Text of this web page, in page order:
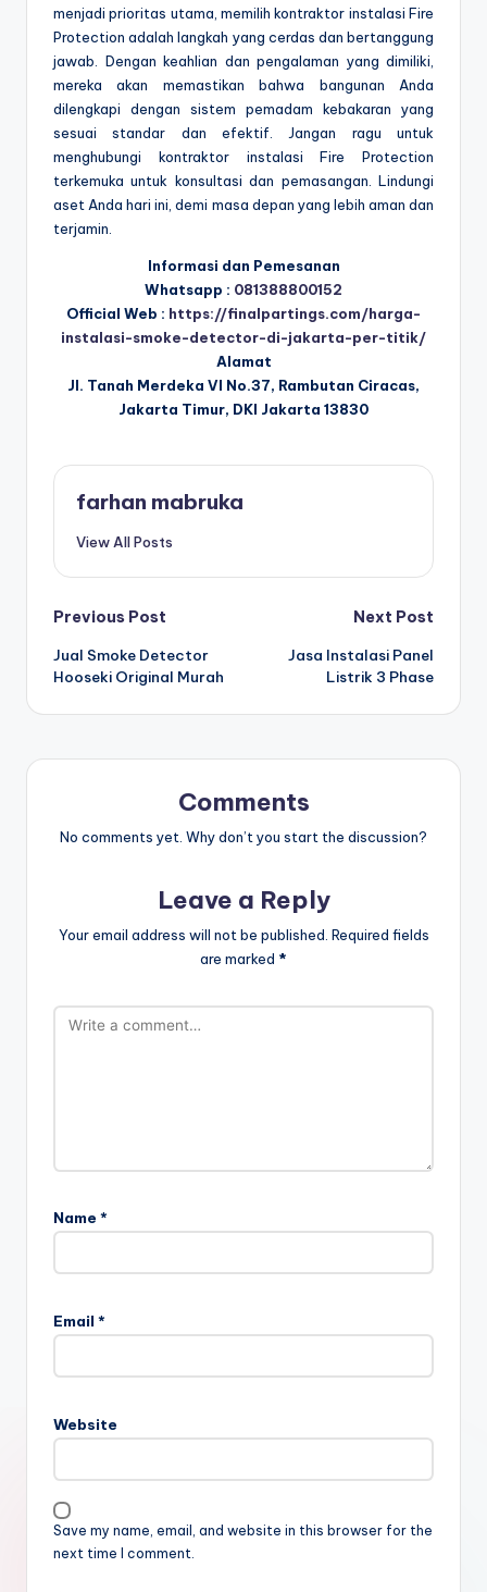
menjadi prioritas utama, memilih kontraktor instalasi Fire
Protection adalah langkah yang cerdas dan bertanggung
jawab. Dengan keahlian dan pengalaman yang dimiliki,
mereka akan memastikan bahwa bangunan Anda
dilengkapi dengan sistem pemadam kebakaran yang
sesuai standar dan efektif. Jangan ragu untuk
menghubungi kontraktor instalasi Fire Protection
terkemuka untuk konsultasi dan pemasangan. Lindungi
aset Anda hari ini, demi masa depan yang lebih aman dan
terjamin.
Informasi dan Pemesanan
Whatsapp : 081388800152
Official Web : https://finalpartings.com/harga-
instalasi-smoke-detector-di-jakarta-per-titik/
Alamat
Jl. Tanah Merdeka VI No.37, Rambutan Ciracas,
Jakarta Timur, DKI Jakarta 13830
farhan mabruka
View All Posts
Post
navigation
Previous Post
Jual Smoke Detector
Hooseki Original Murah
Next Post
Jasa Instalasi Panel
Listrik 3 Phase
Comments
No comments yet. Why don’t you start the discussion?
Leave a Reply
Your email address will not be published. Required fields
are marked *
Name *
Email *
Website
Save my name, email, and website in this browser for the
next time I comment.